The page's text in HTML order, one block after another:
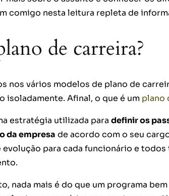
comigo nesta leitura repleta de
de carreira?
nos vários modelos de plano de
isoladamente. Afinal, o que é um plano
estratégia utilizada para definir os
da empresa de acordo com o seu
para cada funcionário e todos
nada mais é do que um programa